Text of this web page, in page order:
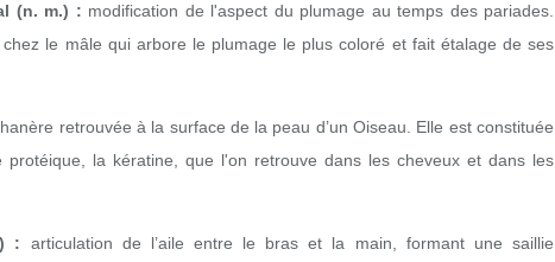
(n. m.) : modification de l'aspect du plumage au temps des pariades.
le mâle qui arbore le plumage le plus coloré et fait étalage de ses
retrouvée à la surface de la peau d’un Oiseau. Elle est constituée
protéique, la kératine, que l'on retrouve dans les cheveux et dans les
: articulation de l’aile entre le bras et la main, formant une saillie